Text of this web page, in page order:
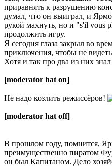
приравнять к разрушению
думал, что он выиграл, и
рукой махнуть, но и "s'il vous
продолжить игру.
Я сегодня глаза закрыл во
приключения, чтобы не
Хотя и так про два из них
[moderator hat on]
Не надо козлить режиссёров!
[moderator hat off]
В прошлом году, помнится,
преимущественно пиратом
он был Капитаном. Дело